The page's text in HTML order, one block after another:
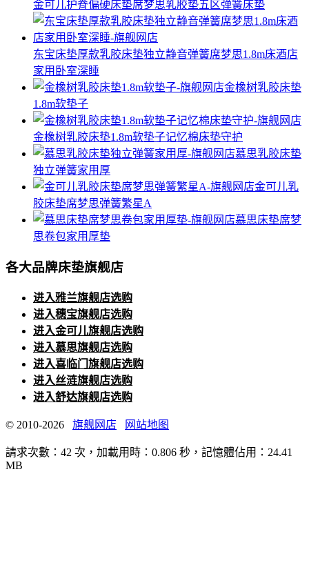
金可儿护脊偏硬床垫席梦思乳胶垫五区弹簧床垫
东宝床垫厚款乳胶床垫独立静音弹簧席梦思1.8m床酒店
家用卧室深睡
金橡树乳胶床垫
1.8m软垫子
金橡树乳胶床垫1.8m软垫子记忆棉床垫守护
慕思乳胶床垫
独立弹簧家用厚
金可儿乳
胶床垫席梦思弹簧繁星A
慕思床垫席梦
思卷包家用厚垫
各大品牌床垫旗舰店
进入雅兰旗舰店选购
进入穗宝旗舰店选购
进入金可儿旗舰店选购
进入慕思旗舰店选购
进入喜临门旗舰店选购
进入丝涟旗舰店选购
进入舒达旗舰店选购
© 2010-2026 旗舰网店 网站地图
請求次數：42 次，加載用時：0.806 秒，記憶體佔用：24.41
MB